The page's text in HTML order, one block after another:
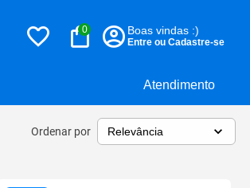
Atendimento
0 Boas vindas :)
Entre ou Cadastre-se
Ordenar por